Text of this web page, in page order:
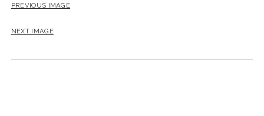
PREVIOUS IMAGE
NEXT IMAGE